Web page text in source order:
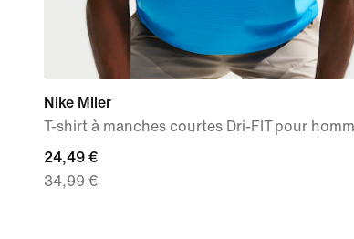
Nike Miler
T-shirt à manches courtes Dri-FIT pour
current
price
24,49 €
34,99 €